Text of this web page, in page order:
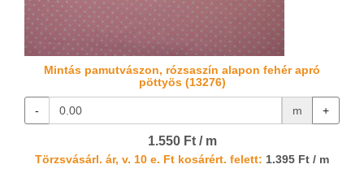
Mintás pamutvászon, rózsaszín alapon fehér apró
pöttyös (13276)
- m +
1.550 Ft / m
Törzsvásárl. ár, v. 10 e. Ft kosárért. felett: 1.395 Ft / m